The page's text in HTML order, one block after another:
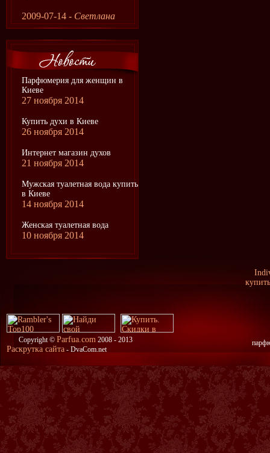
2009-07-14 - Светлана
Парфюмерия для женщин в
Киеве
27 ноября 2014
Купить духи в Киеве
26 ноября 2014
Интернет магазин духов
21 ноября 2014
Мужская туалетная вода купить
в Киеве
14 ноября 2014
Женская туалетная вода
10 ноября 2014
Copyright © Parfua.com 2008 - 2013
Раскрутка сайта - DvaCom.net